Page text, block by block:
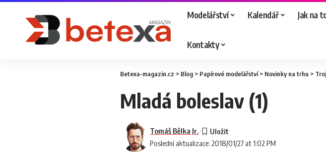
Modelářství Kalendář Jak na
Kontakty
Betexa-magazin.cz > Blog > Papírové modelářství> Novinky na trhu >
Mladá boleslav (1)
Poslední aktualizace: 2018/01/27 at 1:02 PM
Tomáš Bělka Jr.